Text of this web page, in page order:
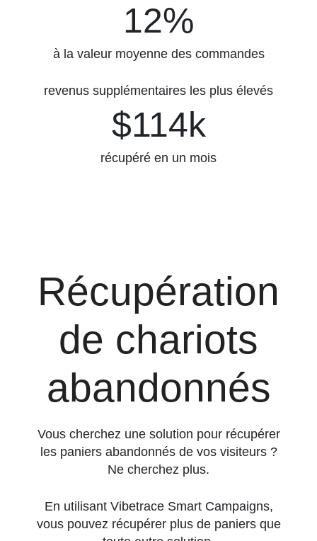
12%
à la valeur moyenne des commandes
revenus supplémentaires les plus élevés
$114k
récupéré en un mois
Récupération
de chariots
abandonnés
Vous cherchez une solution pour récupérer
les paniers abandonnés de vos visiteurs ?
Ne cherchez plus.
En utilisant Vibetrace Smart Campaigns,
vous pouvez récupérer plus de paniers que